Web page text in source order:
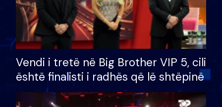
Vendi i tretë në Big Brother VIP 5, cili
është finalisti i radhës që lë shtëpinë